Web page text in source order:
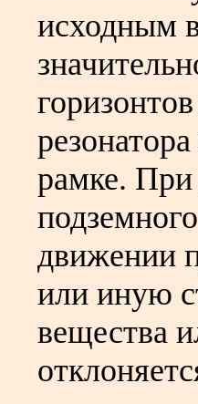
исходным
рамке. При
движении
или иную
вещества